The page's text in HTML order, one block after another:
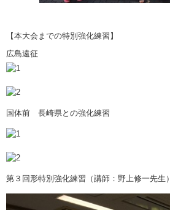
【本大会までの特別強化練習】
広島遠征
国体前 長崎県との強化練習
第３回形特別強化練習（講師：野上修一先生）